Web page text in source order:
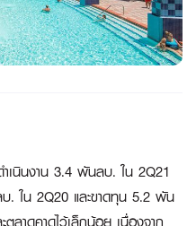
เนินงาน 3.4 พันลบ. ใน 2Q21
ใน 2Q20 และขาดทุน 5.2 พัน